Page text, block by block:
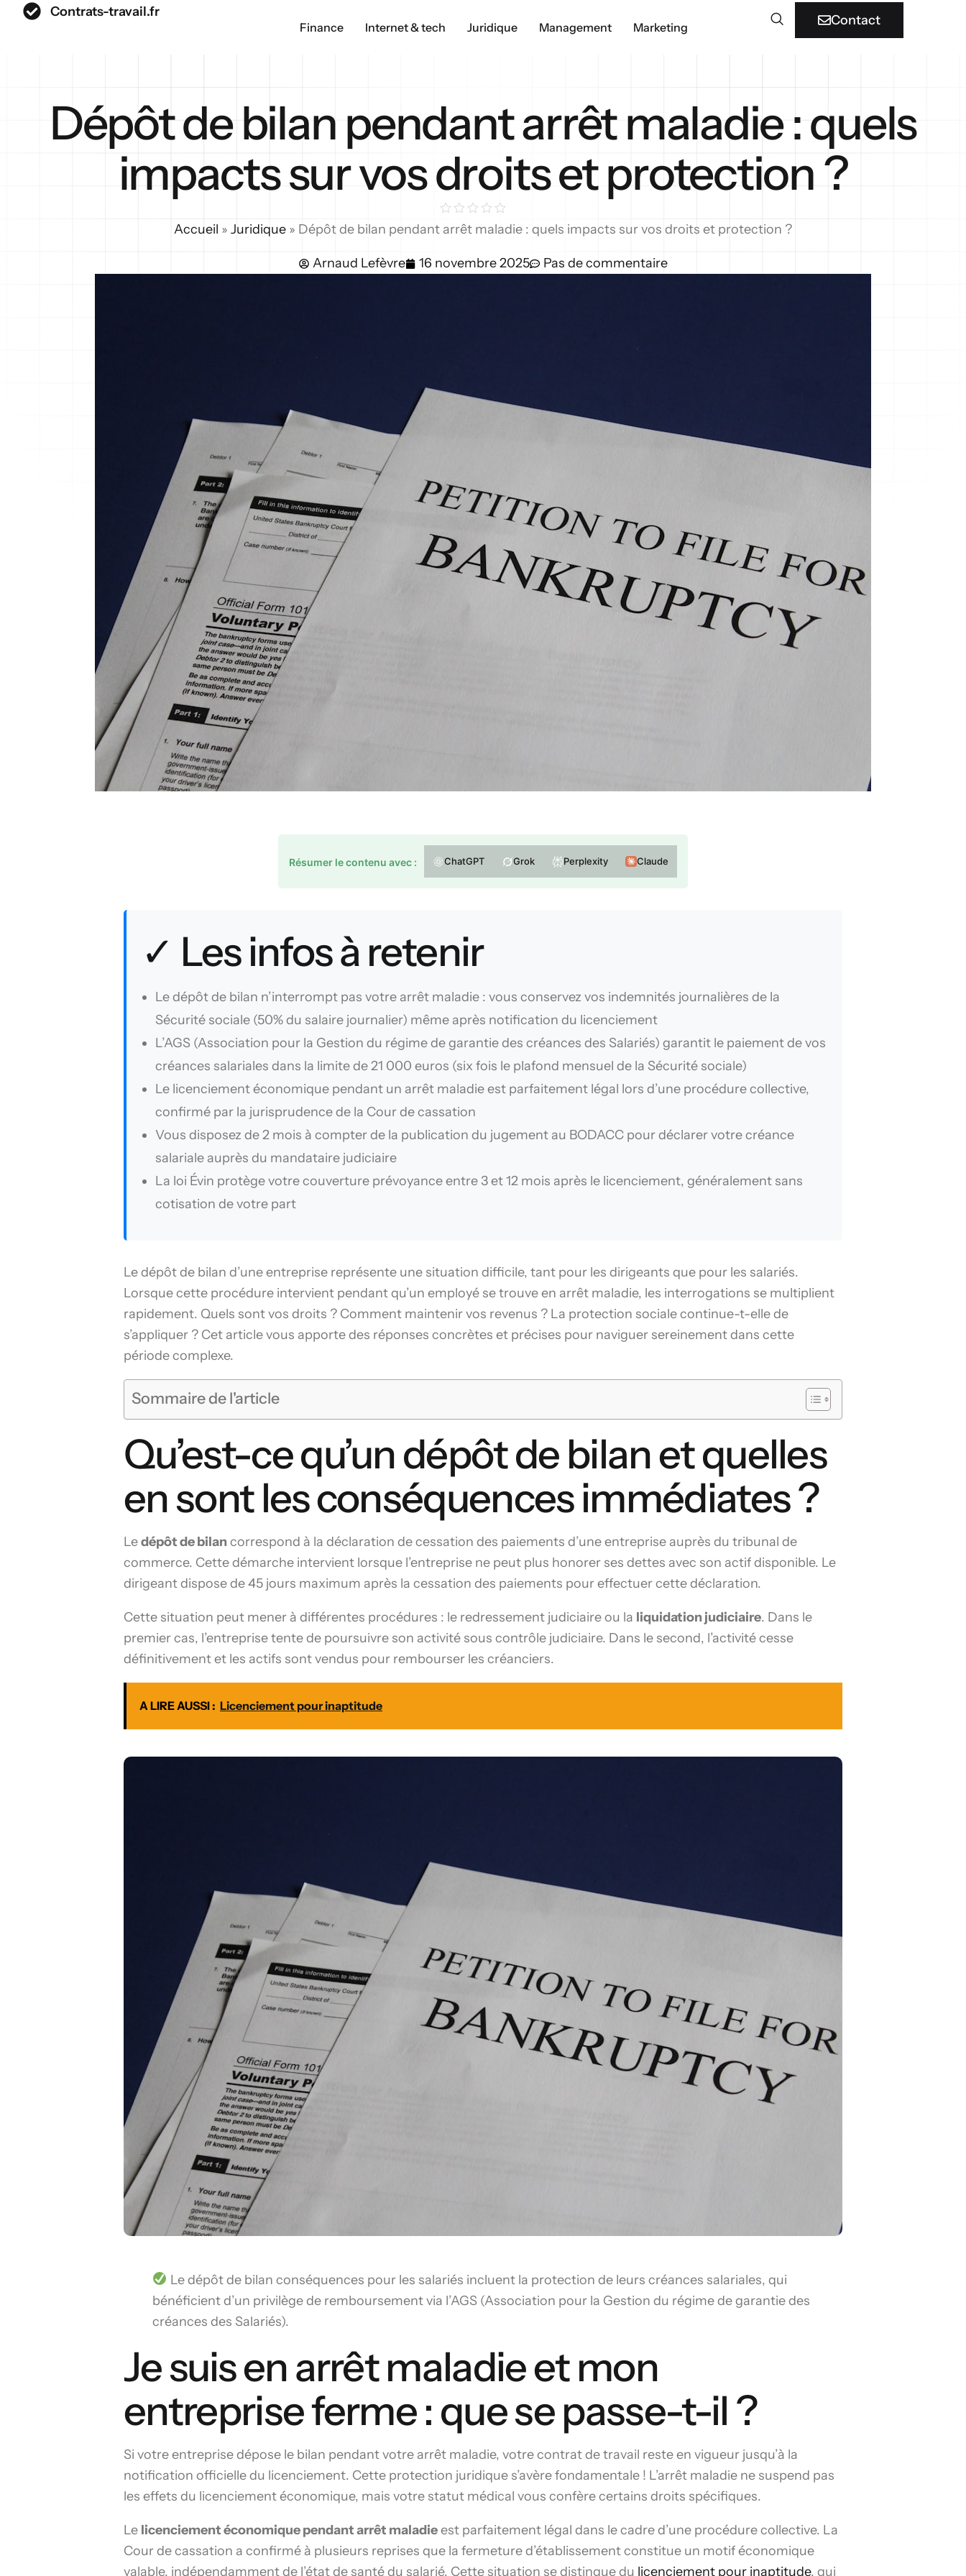
Contrats-travail.fr
Finance Internet & tech Juridique Management Marketing Contact
Dépôt de bilan pendant arrêt maladie : quels
impacts sur vos droits et protection ?
Accueil » Juridique » Dépôt de bilan pendant arrêt maladie : quels impacts sur vos droits et protection ?
Arnaud Lefèvre 16 novembre 2025 Pas de commentaire
Résumer le contenu avec : ChatGPT Grok Perplexity Claude
✓ Les infos à retenir
Le dépôt de bilan n’interrompt pas votre arrêt maladie : vous conservez vos indemnités journalières de la
Sécurité sociale (50% du salaire journalier) même après notification du licenciement
L’AGS (Association pour la Gestion du régime de garantie des créances des Salariés) garantit le paiement de vos
créances salariales dans la limite de 21 000 euros (six fois le plafond mensuel de la Sécurité sociale)
Le licenciement économique pendant un arrêt maladie est parfaitement légal lors d’une procédure collective,
confirmé par la jurisprudence de la Cour de cassation
Vous disposez de 2 mois à compter de la publication du jugement au BODACC pour déclarer votre créance
salariale auprès du mandataire judiciaire
La loi Évin protège votre couverture prévoyance entre 3 et 12 mois après le licenciement, généralement sans
cotisation de votre part
Le dépôt de bilan d’une entreprise représente une situation difficile, tant pour les dirigeants que pour les salariés.
Lorsque cette procédure intervient pendant qu’un employé se trouve en arrêt maladie, les interrogations se multiplient
rapidement. Quels sont vos droits ? Comment maintenir vos revenus ? La protection sociale continue-t-elle de
s’appliquer ? Cet article vous apporte des réponses concrètes et précises pour naviguer sereinement dans cette
période complexe.
Sommaire de l'article
Qu’est-ce qu’un dépôt de bilan et quelles
en sont les conséquences immédiates ?
Ledépôt de bilancorrespond à la déclaration de cessation des paiements d’une entreprise auprès du tribunal de
commerce. Cette démarche intervient lorsque l’entreprise ne peut plus honorer ses dettes avec son actif disponible. Le
dirigeant dispose de 45 jours maximum après la cessation des paiements pour effectuer cette déclaration.
Cette situation peut mener à différentes procédures : le redressement judiciaire ou la liquidation judiciaire. Dans le
premier cas, l’entreprise tente de poursuivre son activité sous contrôle judiciaire. Dans le second, l’activité cesse
définitivement et les actifs sont vendus pour rembourser les créanciers.
A LIRE AUSSI : Licenciement pour inaptitude
Le dépôt de bilan conséquences pour les salariés incluent la protection de leurs créances salariales, qui
bénéficient d’un privilège de remboursement via l’AGS (Association pour la Gestion du régime de garantie des
créances des Salariés).
Je suis en arrêt maladie et mon
entreprise ferme : que se passe-t-il ?
Si votre entreprise dépose le bilan pendant votre arrêt maladie, votre contrat de travail reste en vigueur jusqu’à la
notification officielle du licenciement. Cette protection juridique s’avère fondamentale ! L’arrêt maladie ne suspend pas
les effets du licenciement économique, mais votre statut médical vous confère certains droits spécifiques.
Le licenciement économique pendant arrêt maladieest parfaitement légal dans le cadre d’une procédure collective. La
Cour de cassation a confirmé à plusieurs reprises que la fermeture d’établissement constitue un motif économique
valable, indépendamment de l’état de santé du salarié. Cette situation se distingue du licenciement pour inaptitude, qui